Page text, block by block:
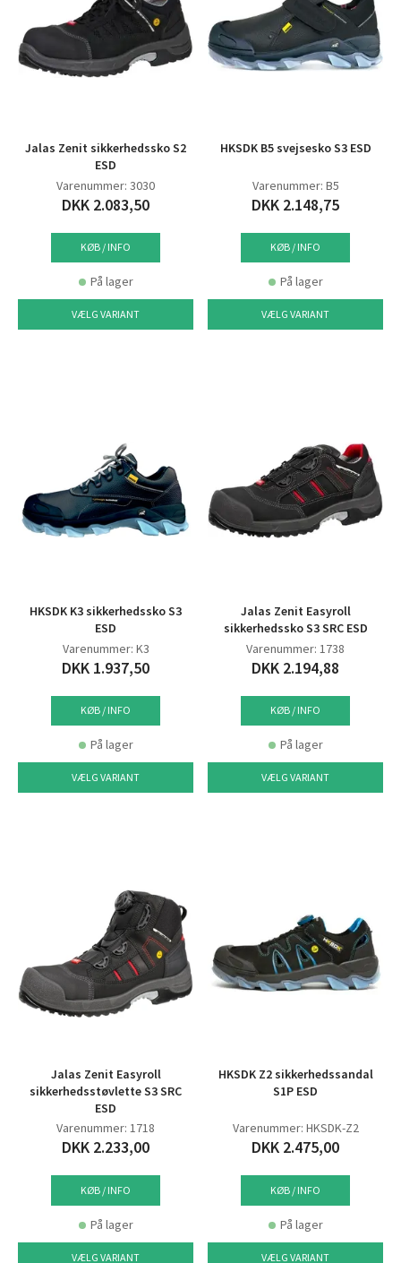
Jalas Zenit sikkerhedssko S2
ESD
Varenummer: 3030
DKK 2.083,50
KØB / INFO
På lager
VÆLG VARIANT
HKSDK B5 svejsesko S3 ESD
Varenummer: B5
DKK 2.148,75
KØB / INFO
På lager
VÆLG VARIANT
HKSDK K3 sikkerhedssko S3
ESD
Varenummer: K3
DKK 1.937,50
KØB / INFO
På lager
VÆLG VARIANT
Jalas Zenit Easyroll
sikkerhedssko S3 SRC ESD
Varenummer: 1738
DKK 2.194,88
KØB / INFO
På lager
VÆLG VARIANT
Jalas Zenit Easyroll
sikkerhedsstøvlette S3 SRC
ESD
Varenummer: 1718
DKK 2.233,00
KØB / INFO
På lager
VÆLG VARIANT
HKSDK Z2 sikkerhedssandal
S1P ESD
Varenummer: HKSDK-Z2
DKK 2.475,00
KØB / INFO
På lager
VÆLG VARIANT